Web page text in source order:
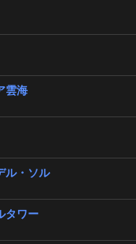
雲海
ル・ソル
タワー